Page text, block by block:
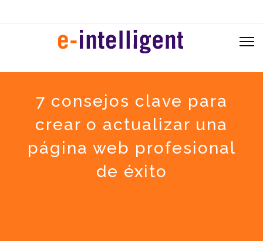
7 consejos clave para
crear o actualizar una
página web profesional
de éxito